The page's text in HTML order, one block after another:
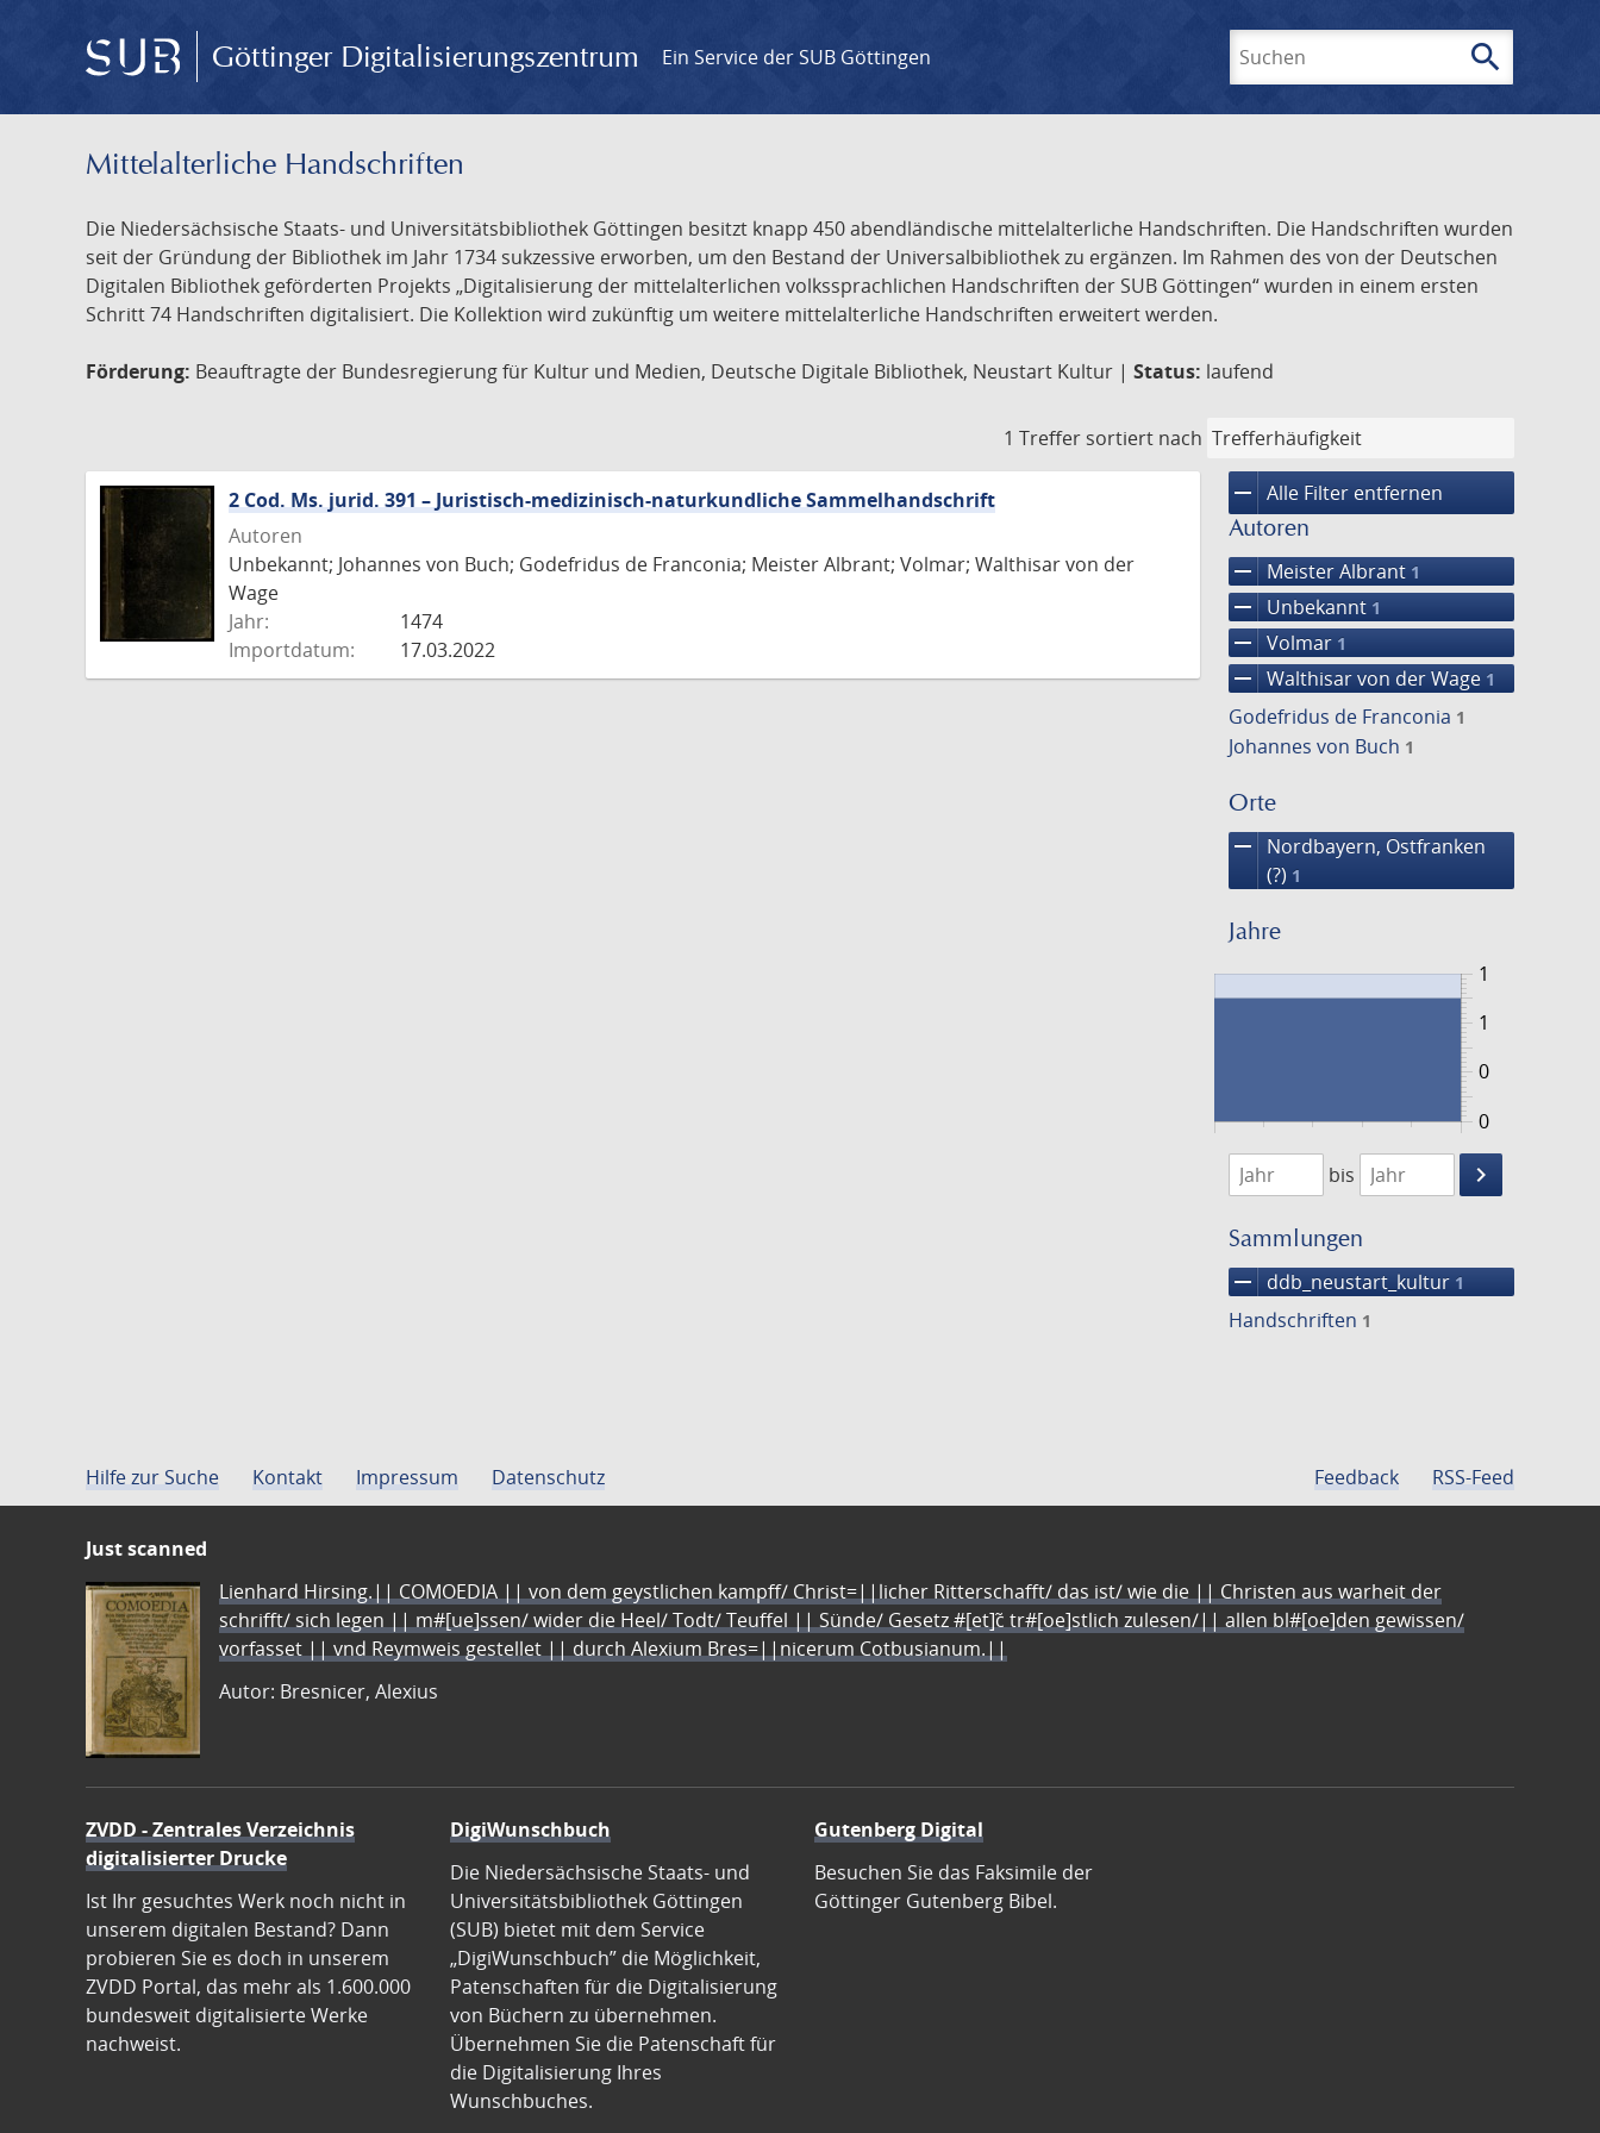
Göttinger Digitalisierungszentrum Ein Service der SUB Göttingen search
Mittelalterliche Handschriften
Die Niedersächsische Staats- und Universitätsbibliothek Göttingen besitzt knapp 450 abendländische mittelalterliche Handschriften. Die Handschriften wurden
seit der Gründung der Bibliothek im Jahr 1734 sukzessive erworben, um den Bestand der Universalbibliothek zu ergänzen. Im Rahmen des von der Deutschen
Digitalen Bibliothek geförderten Projekts „Digitalisierung der mittelalterlichen volkssprachlichen Handschriften der SUB Göttingen“ wurden in einem ersten
Schritt 74 Handschriften digitalisiert. Die Kollektion wird zukünftig um weitere mittelalterliche Handschriften erweitert werden.
Förderung: Beauftragte der Bundesregierung für Kultur und Medien, Deutsche Digitale Bibliothek, Neustart Kultur | Status: laufend
1 Treffer sortiert nach
remove Alle Filter entfernen
Autoren
remove Meister Albrant 1
remove Unbekannt 1
remove Volmar 1
remove Walthisar von der Wage 1
Godefridus de Franconia 1
Johannes von Buch 1
Orte
remove
Nordbayern, Ostfranken
(?) 1
Jahre
0
1
0
1
1474
1475
bis
keyboard_arrow_right
Suche
Sammlungen
remove ddb_neustart_kultur 1
Handschriften 1
2 Cod. Ms. jurid. 391 – Juristisch-medizinisch-naturkundliche Sammelhandschrift
Autoren
Unbekannt; Johannes von Buch; Godefridus de Franconia; Meister Albrant; Volmar; Walthisar von der
Wage
Jahr:
1474
Importdatum:
17.03.2022
Hilfe zur Suche Kontakt Impressum Datenschutz Feedback RSS-Feed
Just scanned
Lienhard Hirsing.|| COMOEDIA || von dem geystlichen kampff/ Christ=||licher Ritterschafft/ das ist/ wie die || Christen aus warheit der
schrifft/ sich legen || m#[ue]ssen/ wider die Heel/ Todt/ Teuffel || Sünde/ Gesetz #[et]c̃ tr#[oe]stlich zulesen/|| allen bl#[oe]den gewissen/
vorfasset || vnd Reymweis gestellet || durch Alexium Bres=||nicerum Cotbusianum.||
Autor: Bresnicer, Alexius
ZVDD - Zentrales Verzeichnis
digitalisierter Drucke
Ist Ihr gesuchtes Werk noch nicht in
unserem digitalen Bestand? Dann
probieren Sie es doch in unserem
ZVDD Portal, das mehr als 1.600.000
bundesweit digitalisierte Werke
nachweist.
DigiWunschbuch
Die Niedersächsische Staats- und
Universitätsbibliothek Göttingen
(SUB) bietet mit dem Service
„DigiWunschbuch” die Möglichkeit,
Patenschaften für die Digitalisierung
von Büchern zu übernehmen.
Übernehmen Sie die Patenschaft für
die Digitalisierung Ihres
Wunschbuches.
Gutenberg Digital
Besuchen Sie das Faksimile der
Göttinger Gutenberg Bibel.